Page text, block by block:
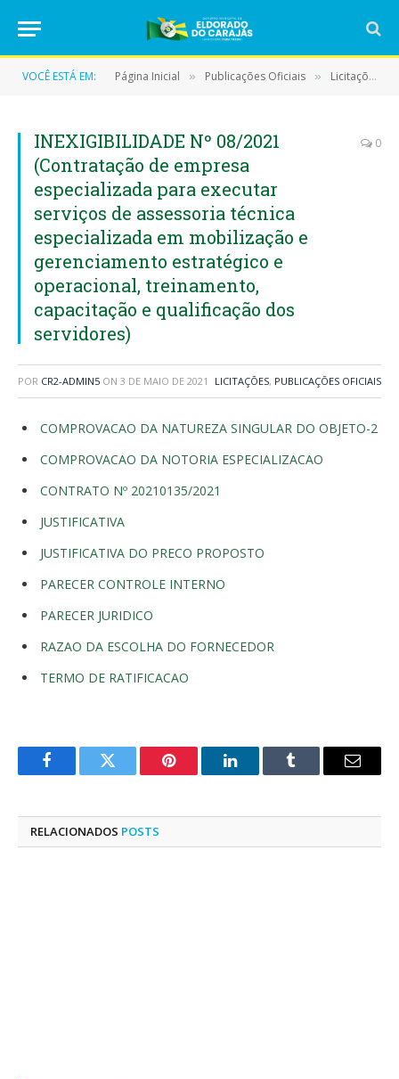
VOCÊ ESTÁ EM: Página Inicial » Publicações Oficiais » Licitações
INEXIGIBILIDADE Nº 08/2021
(Contratação de empresa
especializada para executar
serviços de assessoria técnica
especializada em mobilização e
gerenciamento estratégico e
operacional, treinamento,
capacitação e qualificação dos
servidores)
0
POR CR2-ADMIN5 ON 3 DE MAIO DE 2021 LICITAÇÕES, PUBLICAÇÕES OFICIAIS
COMPROVACAO DA NATUREZA SINGULAR DO OBJETO-2
COMPROVACAO DA NOTORIA ESPECIALIZACAO
CONTRATO Nº 20210135/2021
JUSTIFICATIVA
JUSTIFICATIVA DO PRECO PROPOSTO
PARECER CONTROLE INTERNO
PARECER JURIDICO
RAZAO DA ESCOLHA DO FORNECEDOR
TERMO DE RATIFICACAO
FacebookTwitter Pinterest LinkedInTumblr
E-
RELACIONADOS POSTS